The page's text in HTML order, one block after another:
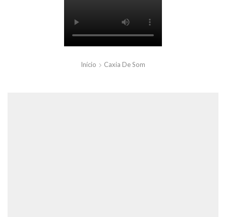
Início Caxia De Som